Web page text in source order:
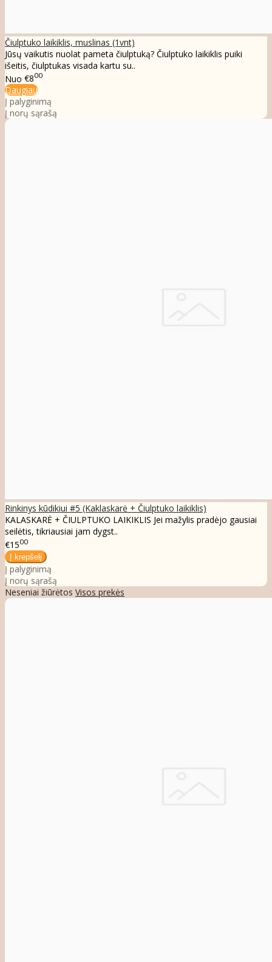
Čiulptuko laikiklis, muslinas (1vnt)
Jūsų vaikutis nuolat pameta čiulptuką? Čiulptuko laikiklis puiki
išeitis, čiulptukas visada kartu su..
Nuo €800
Daugiau
Į palyginimą
Į norų sąrašą
Rinkinys kūdikiui #5 (Kaklaskarė + Čiulptuko laikiklis)
KALASKARĖ + ČIULPTUKO LAIKIKLIS Jei mažylis pradėjo gausiai
seilėtis, tikriausiai jam dygst..
€1500
Į palyginimą
Į norų sąrašą
Neseniai žiūrėtos Visos prekės